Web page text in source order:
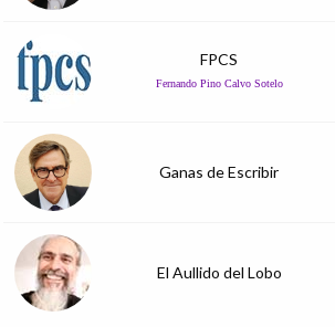
FPCS
Fernando Pino Calvo Sotelo
Ganas de Escribir
El Aullido del Lobo